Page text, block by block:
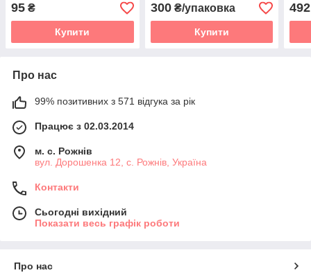
95 ₴
Купити
300₴/упаковка
Купити
492
Про нас
99% позитивних з 571 відгука за рік
Працює з 02.03.2014
м. с. Рожнів
вул. Дорошенка 12, с. Рожнів, Україна
Контакти
Сьогодні вихідний
Показати весь графік роботи
Про нас